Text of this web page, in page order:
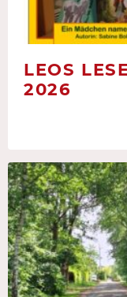
LEOS
2026